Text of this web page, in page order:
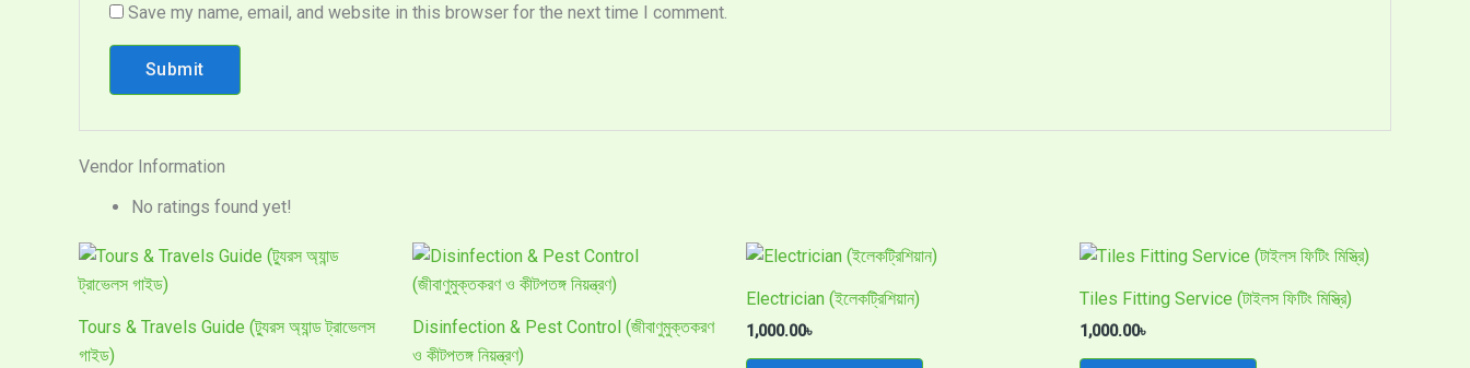
Save my name, email, and website in this browser for the next time I comment.
Vendor Information
No ratings found yet!
Tours & Travels Guide (ট্যুরস অ্যান্ড ট্রাভেলস
গাইড)
Disinfection & Pest Control (জীবাণুমুক্তকরণ
ও কীটপতঙ্গ নিয়ন্ত্রণ)
Electrician (ইলেকট্রিশিয়ান)
1,000.00৳
Tiles Fitting Service (টাইলস ফিটিং মিস্ত্রি)
1,000.00৳